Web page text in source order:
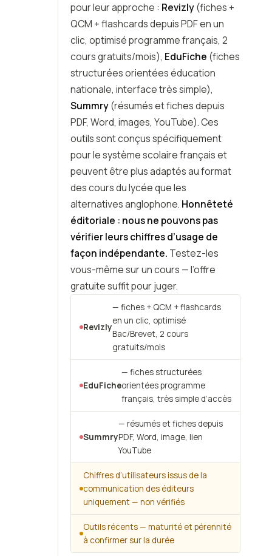
pour leur approche : Revizly(fiches +
QCM + flashcards depuis PDF en un
clic, optimisé programme français, 2
cours gratuits/mois), EduFiche (fiches
structurées orientées éducation
nationale, interface très simple),
Summry(résumés et fiches depuis
PDF, Word, images, YouTube). Ces
outils sont conçus spécifiquement
pour le système scolaire français et
peuvent être plus adaptés au format
des cours du lycée que les
alternatives anglophone. Honnêteté
éditoriale : nous ne pouvons pas
vérifier leurs chiffres d’usage de
façon indépendante. Testez-les
vous-même sur un cours — l’offre
gratuite suffit pour juger.
Revizly
— fiches + QCM + flashcards
en un clic, optimisé
Bac/Brevet, 2 cours
gratuits/mois
EduFiche
— fiches structurées
orientées programme
français, très simple d’accès
Summry
— résumés et fiches depuis
PDF, Word, image, lien
YouTube
Chiffres d’utilisateurs issus de la
communication des éditeurs
uniquement — non vérifiés
Outils récents — maturité et pérennité
à confirmer sur la durée